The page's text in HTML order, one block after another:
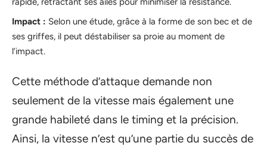
Impact : Selon une étude, grâce à la forme de son bec et de
ses griffes, il peut déstabiliser sa proie au moment de
l’impact.
Cette méthode d’attaque demande non
seulement de la vitesse mais également une
grande habileté dans le timing et la précision.
Ainsi, la vitesse n’est qu’une partie du succès de